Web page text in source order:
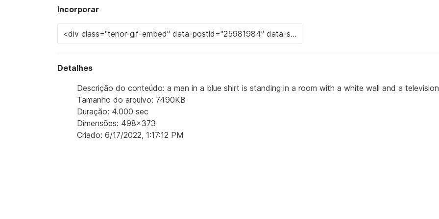
Incorporar
Detalhes
Descrição do conteúdo: a man in a blue shirt is standing in a room with a white wall and a
Tamanho do arquivo: 7490KB
Duração: 4.000 sec
Dimensões: 498x373
Criado: 6/17/2022, 1:17:12 PM